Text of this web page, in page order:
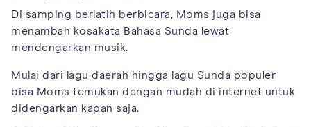
Di samping berlatih berbicara, Moms juga bisa
menambah kosakata Bahasa Sunda lewat
mendengarkan musik.
Mulai dari lagu daerah hingga lagu Sunda populer
bisa Moms temukan dengan mudah di internet untuk
didengarkan kapan saja.